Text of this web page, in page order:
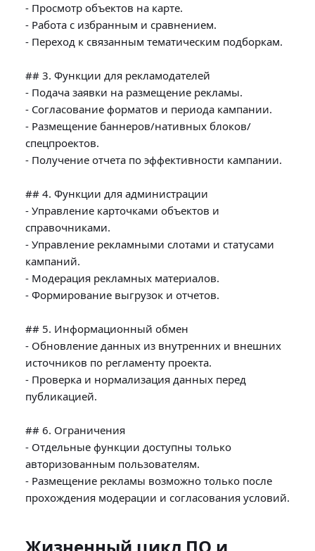
- Просмотр объектов на карте.
- Работа с избранным и сравнением.
- Переход к связанным тематическим подборкам.
## 3. Функции для рекламодателей
- Подача заявки на размещение рекламы.
- Согласование форматов и периода кампании.
- Размещение баннеров/нативных блоков/
спецпроектов.
- Получение отчета по эффективности кампании.
## 4. Функции для администрации
- Управление карточками объектов и
справочниками.
- Управление рекламными слотами и статусами
кампаний.
- Модерация рекламных материалов.
- Формирование выгрузок и отчетов.
## 5. Информационный обмен
- Обновление данных из внутренних и внешних
источников по регламенту проекта.
- Проверка и нормализация данных перед
публикацией.
## 6. Ограничения
- Отдельные функции доступны только
авторизованным пользователям.
- Размещение рекламы возможно только после